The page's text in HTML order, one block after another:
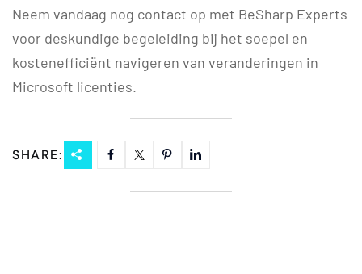
Neem vandaag nog contact op met BeSharp Experts
voor deskundige begeleiding bij het soepel en
kostenefficiënt navigeren van veranderingen in
Microsoft licenties.
SHARE: